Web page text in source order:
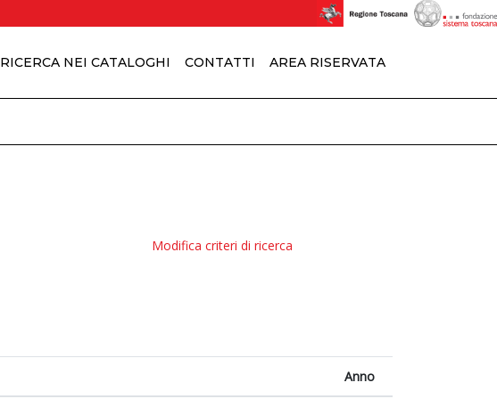
RICERCA NEI CATALOGHI CONTATTI AREA RISERVATA
Modifica criteri di ricerca
Anno